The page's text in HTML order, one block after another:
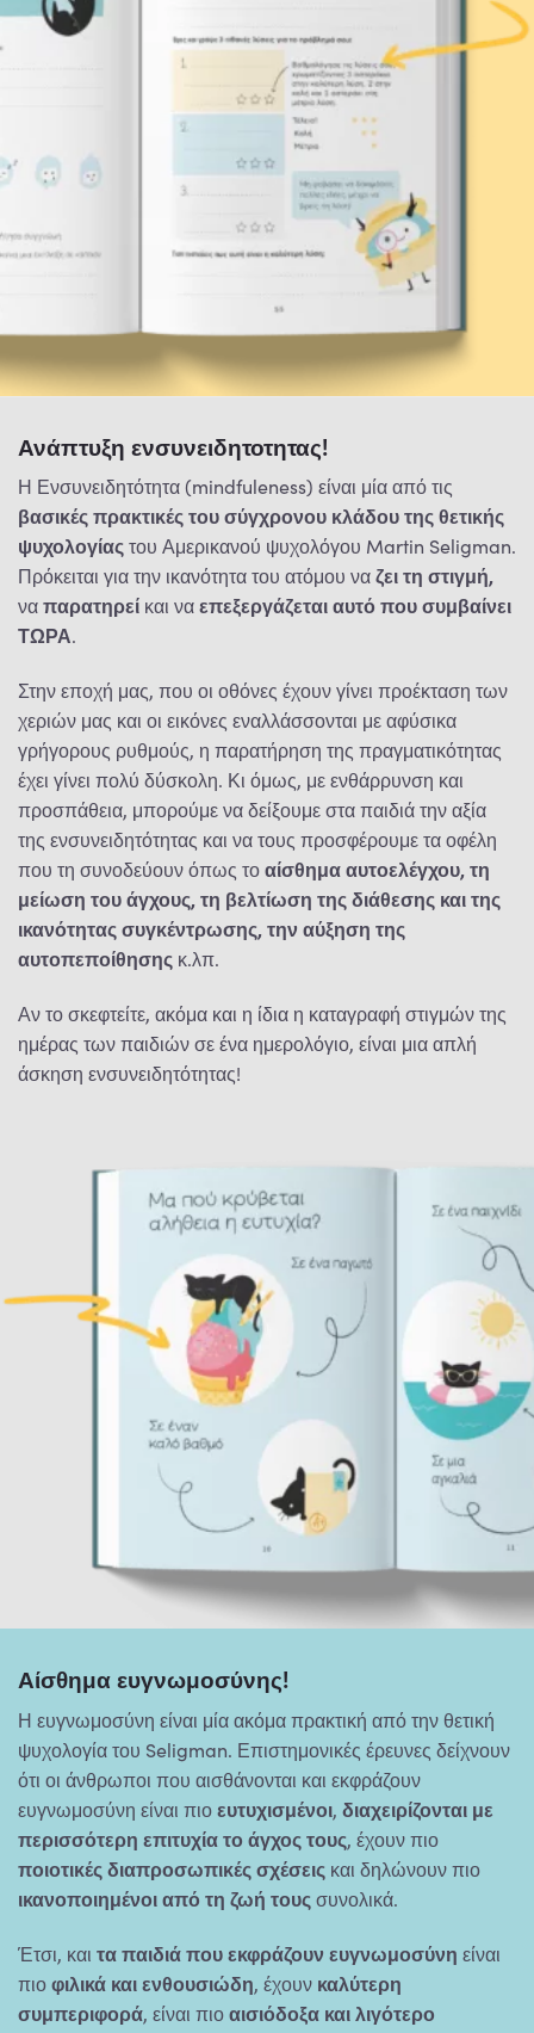
Ανάπτυξη ενσυνειδητοτητας!
Η Ενσυνειδητότητα (mindfuleness) είναι μία από τις
βασικές πρακτικές του σύγχρονου κλάδου της θετικής
ψυχολογίαςτου Αμερικανού ψυχολόγου Martin Seligman.
Πρόκειται για την ικανότητα του ατόμου ναζει τη στιγμή,
ναπαρατηρεί και ναεπεξεργάζεται αυτό που συμβαίνει
ΤΩΡΑ.
Στην εποχή μας, που οι οθόνες έχουν γίνει προέκταση των
χεριών μας και οι εικόνες εναλλάσσονται με αφύσικα
γρήγορους ρυθμούς, η παρατήρηση της πραγματικότητας
έχει γίνει πολύ δύσκολη. Κι όμως, με ενθάρρυνση και
προσπάθεια, μπορούμε να δείξουμε στα παιδιά την αξία
της ενσυνειδητότητας και να τους προσφέρουμε τα οφέλη
που τη συνοδεύουν όπως τοαίσθημα αυτοελέγχου, τη
μείωση του άγχους, τη βελτίωση της διάθεσης και της
ικανότητας συγκέντρωσης, την αύξηση της
αυτοπεποίθησης κ.λπ.
Αν το σκεφτείτε, ακόμα και η ίδια η καταγραφή στιγμών της
ημέρας των παιδιών σε ένα ημερολόγιο, είναι μια απλή
άσκηση ενσυνειδητότητας!
Αίσθημα ευγνωμοσύνης!
Η ευγνωμοσύνη είναι μία ακόμα πρακτική από την θετική
ψυχολογία του Seligman. Επιστημονικές έρευνες δείχνουν
ότι οι άνθρωποι που αισθάνονται και εκφράζουν
ευγνωμοσύνη είναι πιοευτυχισμένοι, διαχειρίζονται με
περισσότερη επιτυχία το άγχος τους, έχουν πιο
ποιοτικές διαπροσωπικές σχέσεις και δηλώνουν πιο
ικανοποιημένοι από τη ζωή τους συνολικά.
Έτσι, και τα παιδιά που εκφράζουν ευγνωμοσύνη είναι
πιοφιλικά και ενθουσιώδη, έχουν καλύτερη
συμπεριφορά, είναι πιοαισιόδοξα και λιγότερο